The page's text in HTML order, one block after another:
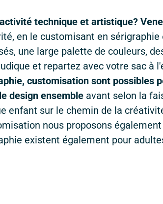
technique et artistique?
en le customisant en
une large palette de couleurs,
et repartez avec votre sac à
customisation sont possibles
design ensemble avant selon la
enfant sur le chemin de la
nous proposons
existent également pour